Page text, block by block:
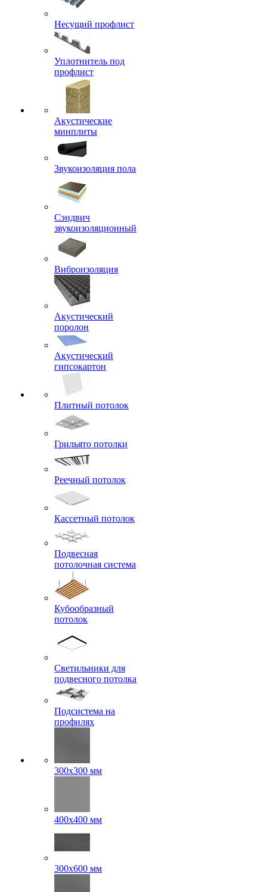
Несущий профлист
Уплотнитель под
профлист
Акустические
минплиты
Звукоизоляция пола
Сэндвич
звукоизоляционный
Виброизоляция
Акустический
поролон
Акустический
гипсокартон
Плитный потолок
Грильято потолки
Реечный потолок
Кассетный потолок
Подвесная
потолочная система
Кубообразный
потолок
Светильники для
подвесного потолка
Подсистема на
профилях
300x300 мм
400х400 мм
300x600 мм